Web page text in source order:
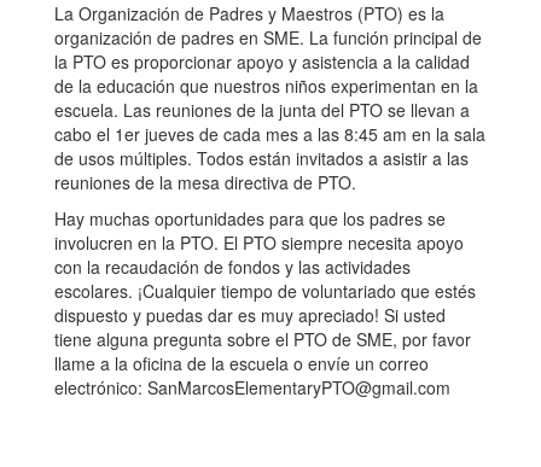
La Organización de Padres y Maestros (PTO) es la
organización de padres en SME. La función principal de
la PTO es proporcionar apoyo y asistencia a la calidad
de la educación que nuestros niños experimentan en la
escuela. Las reuniones de la junta del PTO se llevan a
cabo el 1er jueves de cada mes a las 8:45 am en la sala
de usos múltiples. Todos están invitados a asistir a las
reuniones de la mesa directiva de PTO.
Hay muchas oportunidades para que los padres se
involucren en la PTO. El PTO siempre necesita apoyo
con la recaudación de fondos y las actividades
escolares. ¡Cualquier tiempo de voluntariado que estés
dispuesto y puedas dar es muy apreciado! Si usted
tiene alguna pregunta sobre el PTO de SME, por favor
llame a la oficina de la escuela o envíe un correo
electrónico: SanMarcosElementaryPTO@gmail.com